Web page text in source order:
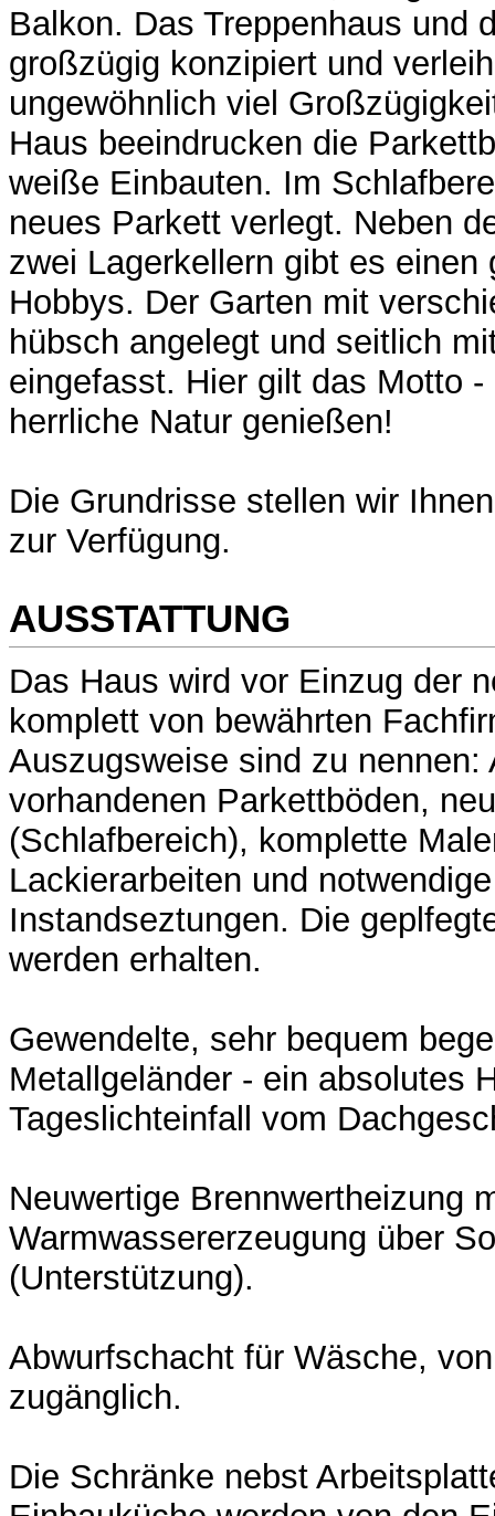
Balkon. Das Treppenhaus und
großzügig konzipiert und
ungewöhnlich viel
Haus beeindrucken die
weiße Einbauten. Im
neues Parkett verlegt. Neben
zwei Lagerkellern gibt es einen
Hobbys. Der Garten mit
hübsch angelegt und seitlich
eingefasst. Hier gilt das Motto
herrliche Natur genießen!
Die Grundrisse stellen wir
zur Verfügung.
AUSSTATTUNG
Das Haus wird vor Einzug der
komplett von bewährten
Auszugsweise sind zu nennen:
vorhandenen Parkettböden,
(Schlafbereich), komplette
Lackierarbeiten und
Instandseztungen. Die
werden erhalten.
Gewendelte, sehr bequem
Metallgeländer - ein absolutes
Tageslichteinfall vom
Neuwertige Brennwertheizung
Warmwassererzeugung über
(Unterstützung).
Abwurfschacht für Wäsche,
zugänglich.
Die Schränke nebst